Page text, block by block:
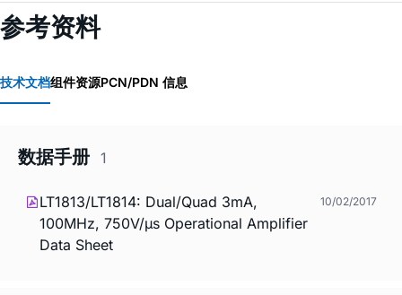
参考资料
技术文档组件资源PCN/PDN 信息
数据手册 1
LT1813/LT1814: Dual/Quad 3mA,
100MHz, 750V/µs Operational Amplifier
Data Sheet
10/02/2017